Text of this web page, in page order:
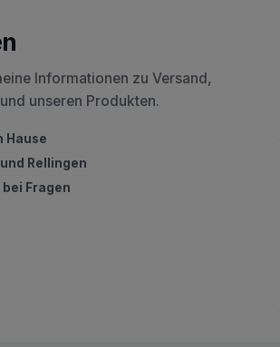
Informationen zu Versand,
unseren Produkten.
Hause
Rellingen
Fragen